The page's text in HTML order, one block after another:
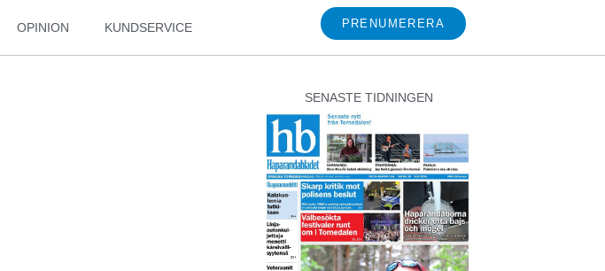
OPINION KUNDSERVICE PRENUMERERA
SENASTE TIDNINGEN